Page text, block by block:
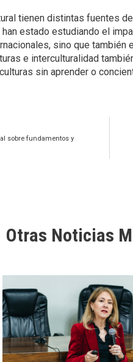
tienen distintas fuentes
estado estudiando el
sino que también
e interculturalidad
sin aprender o
sobre fundamentos y
Otras Noticias